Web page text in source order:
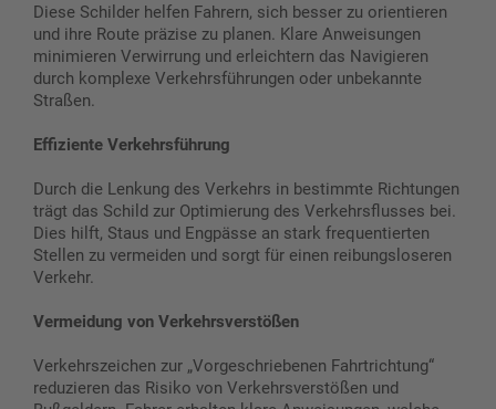
Diese Schilder helfen Fahrern, sich besser zu orientieren
und ihre Route präzise zu planen. Klare Anweisungen
minimieren Verwirrung und erleichtern das Navigieren
durch komplexe Verkehrsführungen oder unbekannte
Straßen.
Effiziente Verkehrsführung
Durch die Lenkung des Verkehrs in bestimmte Richtungen
trägt das Schild zur Optimierung des Verkehrsflusses bei.
Dies hilft, Staus und Engpässe an stark frequentierten
Stellen zu vermeiden und sorgt für einen reibungsloseren
Verkehr.
Vermeidung von Verkehrsverstößen
Verkehrszeichen zur „Vorgeschriebenen Fahrtrichtung“
reduzieren das Risiko von Verkehrsverstößen und